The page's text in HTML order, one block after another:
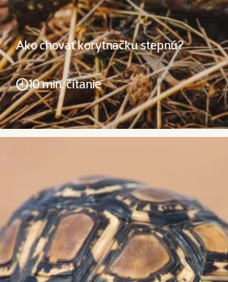
Ako chovať korytnačku stepnú?
10 min. čítanie